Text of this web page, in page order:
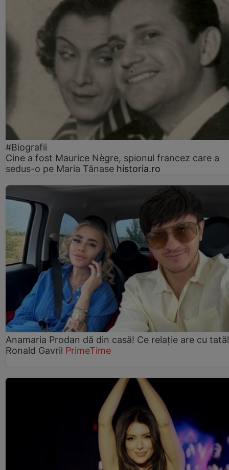
#Biografii
Cine a fost Maurice Nègre, spionul francez care a
sedus-o pe Maria Tănase historia.ro
Anamaria Prodan dă din casă! Ce relație are cu
Ronald Gavril PrimeTime